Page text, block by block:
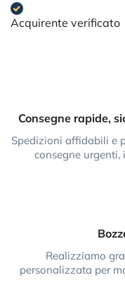
Acquirente verificato
Consegne rapide,
Spedizioni affidabili e
consegne urgenti,
Realizziamo
personalizzata per